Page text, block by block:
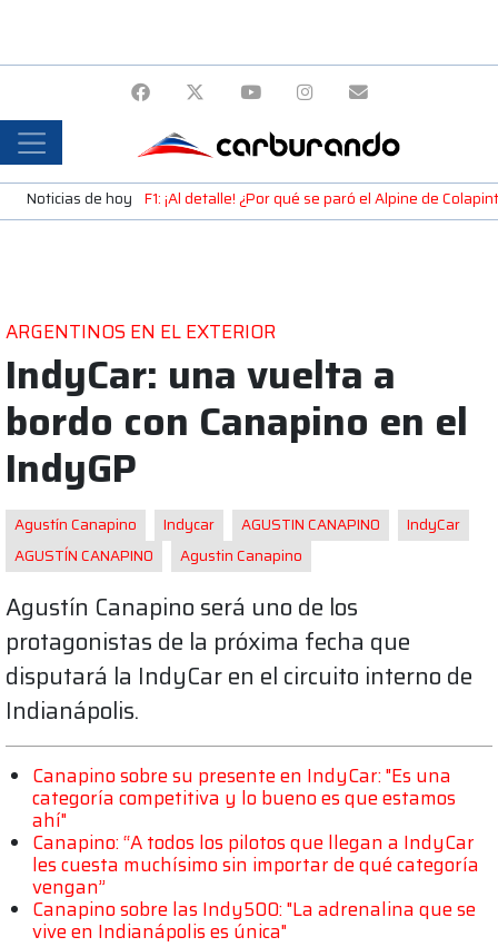
Noticias de hoy F1: ¡Al detalle! ¿Por qué se paró el Alpine de
ARGENTINOS EN EL EXTERIOR
IndyCar: una vuelta a
bordo con Canapino en el
IndyGP
Agustín Canapino Indycar AGUSTIN CANAPINO
IndyCar
AGUSTÍN CANAPINO
Agustin Canapino
Agustín Canapino será uno de los
protagonistas de la próxima fecha que
disputará la IndyCar en el circuito interno de
Indianápolis.
Canapino sobre su presente en IndyCar: "Es una
categoría competitiva y lo bueno es que estamos
ahí"
Canapino: “A todos los pilotos que llegan a IndyCar
les cuesta muchísimo sin importar de qué categoría
vengan”
Canapino sobre las Indy500: "La adrenalina que se
vive en Indianápolis es única"